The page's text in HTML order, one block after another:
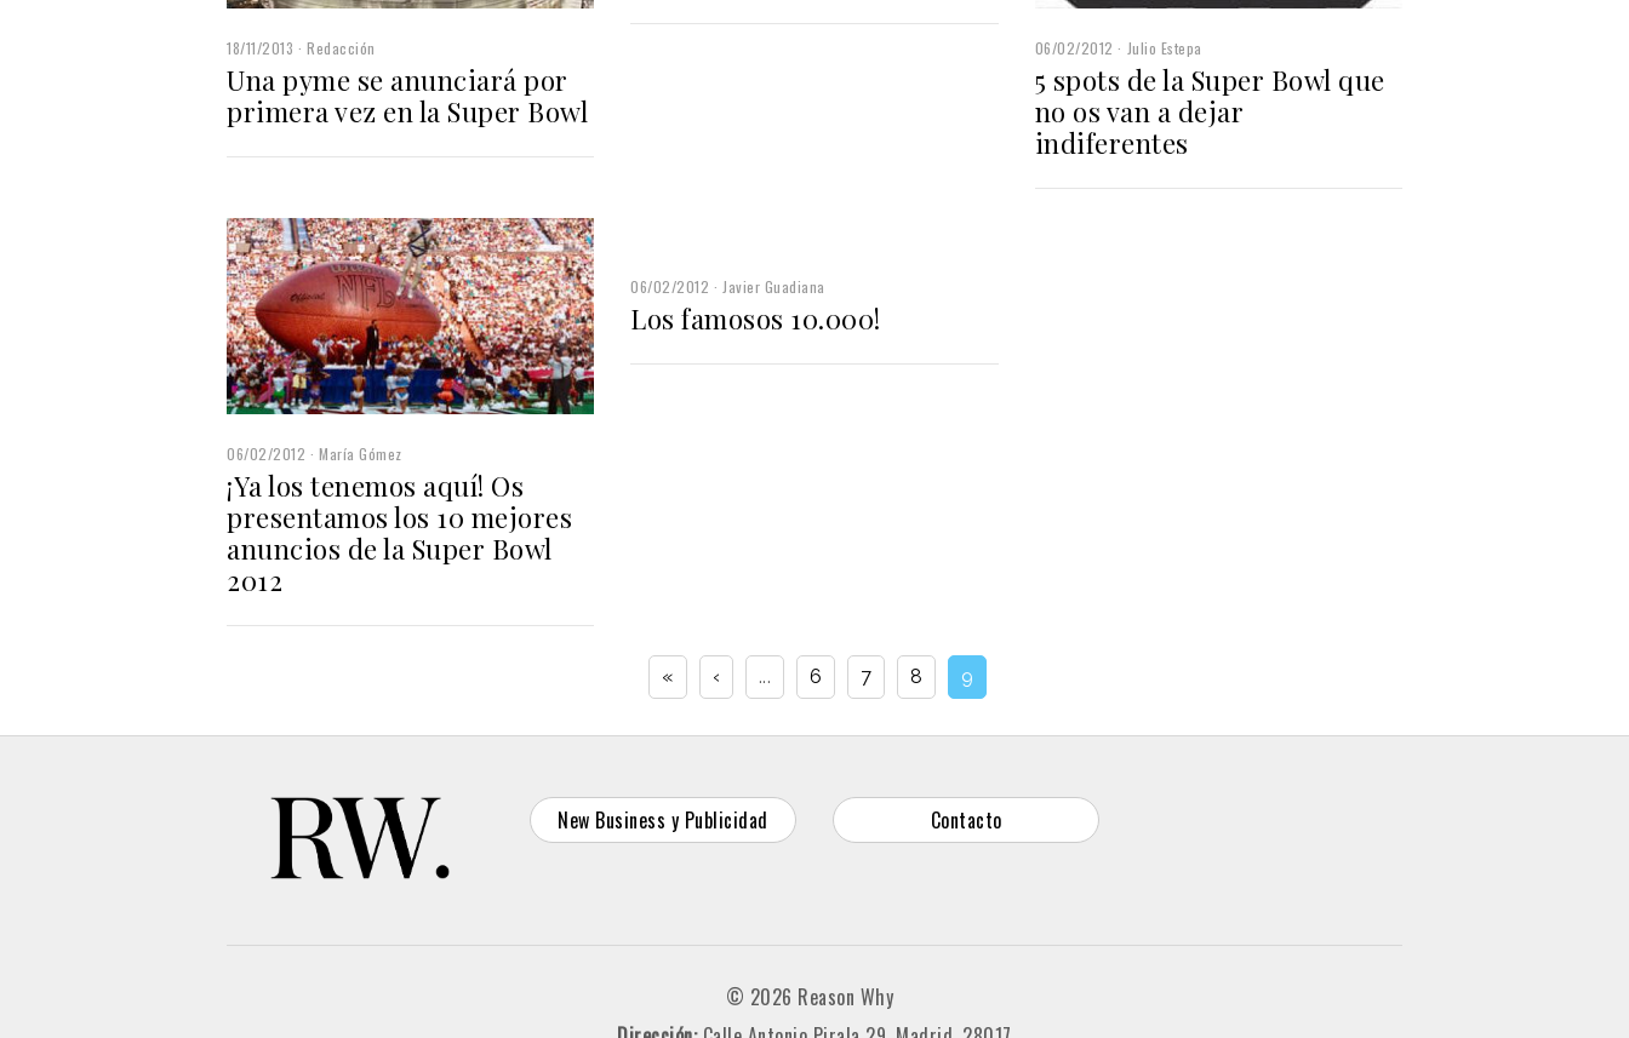
18/11/2013 Redacción
Una pyme se anunciará por
primera vez en la Super Bowl
06/02/2012 Julio Estepa
5 spots de la Super Bowl que
no os van a dejar
indiferentes
06/02/2012 María Gómez
¡Ya los tenemos aquí! Os
presentamos los 10 mejores
anuncios de la Super Bowl
2012
06/02/2012 Javier Guadiana
Los famosos 10.000!
« ‹ ... 6 7 8 9
New Business y Publicidad Contacto
© 2026 Reason Why